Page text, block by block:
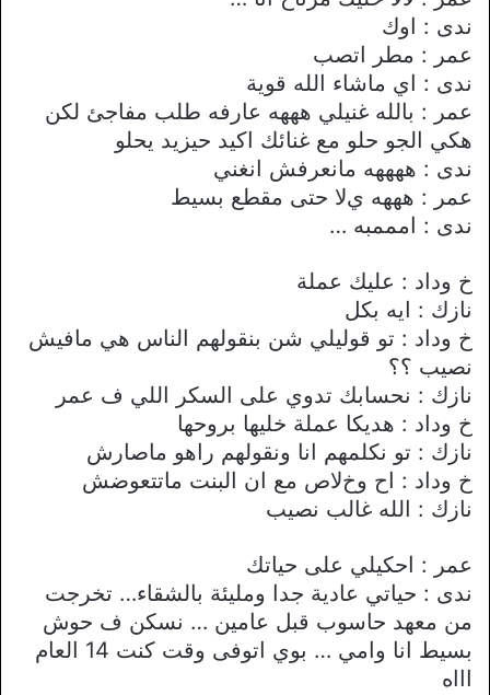
ندى : اوك
عمر : مطر اتصب
ندى : اي ماشاء الله قوية
عمر : بالله غنيلي هههه عارفه طلب مفاجئ لكن
هكي الجو حلو مع غنائك اكيد حيزيد يحلو
ندى : ههههه مانعرفش انغني
عمر : هههه يﻻ حتى مقطع بسيط
ندى : امممبه …
خ وداد : عليك عملة
نازك : ايه بكل
خ وداد : تو قوليلي شن بنقولهم الناس هي مافيش
نصيب ؟؟
نازك : نحسابك تدوي على السكر اللي ف عمر
خ وداد : هديكا عملة خليها بروحها
نازك : تو نكلمهم انا ونقولهم راهو ماصارش
خ وداد : اح وخﻻص مع ان البنت ماتتعوضش
نازك : الله غالب نصيب
عمر : احكيلي على حياتك
ندى : حياتي عادية جدا ومليئة بالشقاء… تخرجت
من معهد حاسوب قبل عامين … نسكن ف حوش
بسيط انا وامي … بوي اتوفى وقت كنت 14 العام
اااه